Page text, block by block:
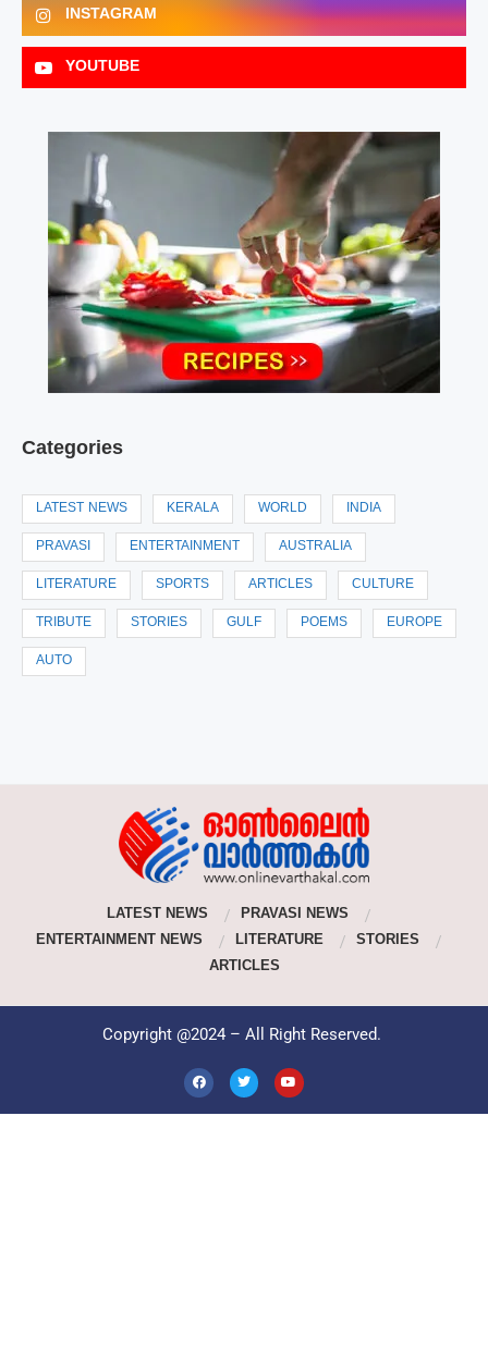
INSTAGRAM
YOUTUBE
Categories
LATEST NEWS KERALA WORLD INDIA
PRAVASI ENTERTAINMENT AUSTRALIA
LITERATURE SPORTS ARTICLES CULTURE
TRIBUTE STORIES GULF POEMS EUROPE
AUTO
LATEST NEWS
PRAVASI NEWS
ENTERTAINMENT NEWS
LITERATURE
STORIES
ARTICLES
Copyright @2024 – All Right Reserved.